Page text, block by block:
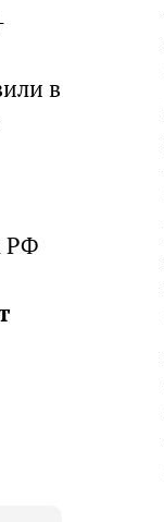
в
РФ